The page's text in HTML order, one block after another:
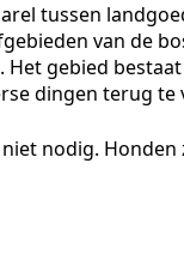
tussen
van de
Het gebied
dingen terug
nodig.